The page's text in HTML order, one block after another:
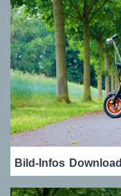
Bild-Infos Download